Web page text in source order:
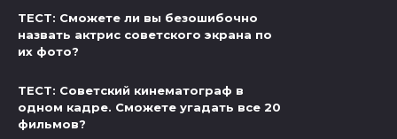
ТЕСТ: Сможете ли вы безошибочно
назвать актрис советского экрана по
их фото?
ТЕСТ: Советский кинематограф в
одном кадре. Сможете угадать все 20
фильмов?